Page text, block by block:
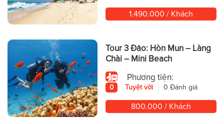
1.490.000 / Khách
Tour 3 Đảo: Hòn Mun – Làng
Chài – Mini Beach
Phương tiện:
0 Tuyệt vời 0 Đánh giá
800.000 / Khách